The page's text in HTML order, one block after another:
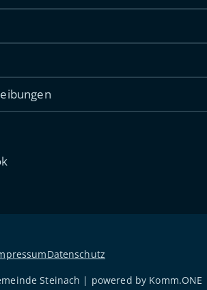
Datenschutz
Steinach | powered by Komm.ONE